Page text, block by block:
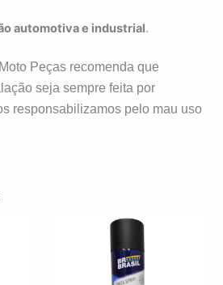
automotiva e industrial.
Peças recomenda que
seja sempre feita por
responsabilizamos pelo mau uso